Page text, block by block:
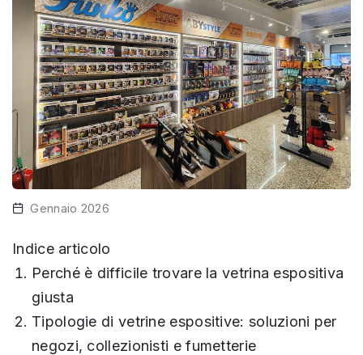
Gennaio 2026
Indice articolo
Perché è difficile trovare la vetrina espositiva
giusta
Tipologie di vetrine espositive: soluzioni per
negozi, collezionisti e fumetterie